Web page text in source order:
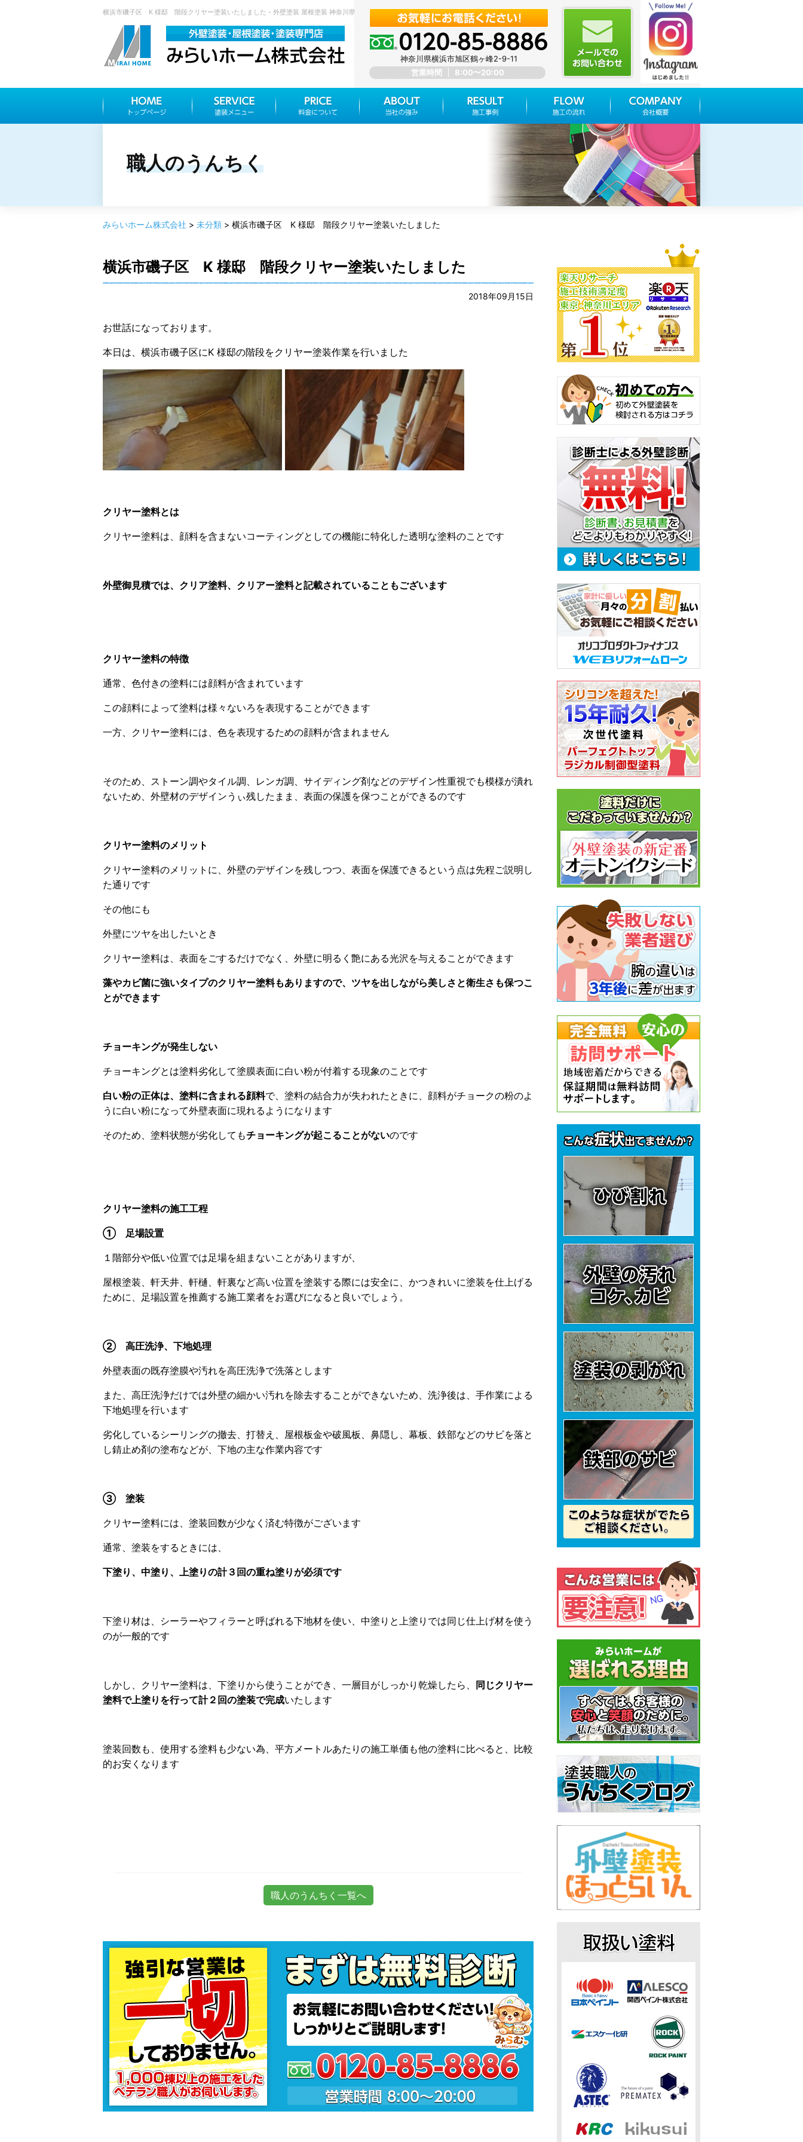
横浜市磯子区 K 様邸 階段クリヤー塗装いたしました - 外壁塗装 屋根塗装 神奈川県横浜市旭区 みらいホーム株式会社
神奈川県横浜市旭区鶴ヶ峰2-9-11
営業時間
8:00〜20:00
職人のうんちく
みらいホーム株式会社 > 未分類 > 横浜市磯子区 K 様邸 階段クリヤー塗装いたしました
横浜市磯子区 K 様邸 階段クリヤー塗装いたしました
2018年09月15日
お世話になっております。
本日は、横浜市磯子区にK 様邸の階段をクリヤー塗装作業を行いました
クリヤー塗料とは
クリヤー塗料は、顔料を含まないコーティングとしての機能に特化した透明な塗料のことです
外壁御見積では、クリア塗料、クリアー塗料と記載されていることもございます
クリヤー塗料の特徴
通常、色付きの塗料には顔料が含まれています
この顔料によって塗料は様々ないろを表現することができます
一方、クリヤー塗料には、色を表現するための顔料が含まれません
そのため、ストーン調やタイル調、レンガ調、サイディング剤などのデザイン性重視でも模様が潰れ
ないため、外壁材のデザインうぃ残したまま、表面の保護を保つことができるのです
クリヤー塗料のメリット
クリヤー塗料のメリットに、外壁のデザインを残しつつ、表面を保護できるという点は先程ご説明し
た通りです
その他にも
外壁にツヤを出したいとき
クリヤー塗料は、表面をごするだけでなく、外壁に明るく艶にある光沢を与えることができます
藻やカビ菌に強いタイプのクリヤー塗料もありますので、ツヤを出しながら美しさと衛生さも保つこ
とができます
チョーキングが発生しない
チョーキングとは塗料劣化して塗膜表面に白い粉が付着する現象のことです
白い粉の正体は、塗料に含まれる顔料で、塗料の結合力が失われたときに、顔料がチョークの粉のよ
うに白い粉になって外壁表面に現れるようになります
そのため、塗料状態が劣化してもチョーキングが起こることがないのです
クリヤー塗料の施工工程
① 足場設置
１階部分や低い位置では足場を組まないことがありますが、
屋根塗装、軒天井、軒樋、軒裏など高い位置を塗装する際には安全に、かつきれいに塗装を仕上げる
ために、足場設置を推薦する施工業者をお選びになると良いでしょう。
② 高圧洗浄、下地処理
外壁表面の既存塗膜や汚れを高圧洗浄で洗落とします
また、高圧洗浄だけでは外壁の細かい汚れを除去することができないため、洗浄後は、手作業による
下地処理を行います
劣化しているシーリングの撤去、打替え、屋根板金や破風板、鼻隠し、幕板、鉄部などのサビを落と
し錆止め剤の塗布などが、下地の主な作業内容です
③ 塗装
クリヤー塗料には、塗装回数が少なく済む特徴がございます
通常、塗装をするときには、
下塗り、中塗り、上塗りの計３回の重ね塗りが必須です
下塗り材は、シーラーやフィラーと呼ばれる下地材を使い、中塗りと上塗りでは同じ仕上げ材を使う
のが一般的です
しかし、クリヤー塗料は、下塗りから使うことができ、一層目がしっかり乾燥したら、
同じクリヤー
塗料で上塗りを行って計２回の塗装で完成いたします
塗装回数も、使用する塗料も少ない為、平方メートルあたりの施工単価も他の塗料に比べると、比較
的お安くなります
職人のうんちく一覧へ